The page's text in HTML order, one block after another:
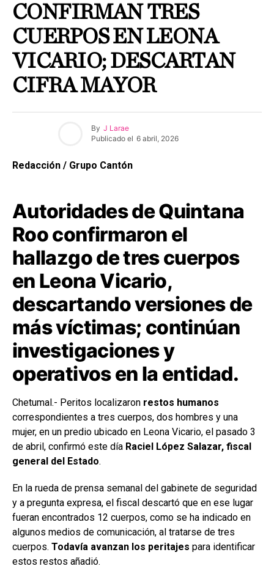
CONFIRMAN TRES
CUERPOS EN LEONA
VICARIO; DESCARTAN
CIFRA MAYOR
By J Larae
Publicado el 6 abril, 2026
Redacción / Grupo Cantón
Autoridades de Quintana
Roo confirmaron el
hallazgo de tres cuerpos
en Leona Vicario,
descartando versiones de
más víctimas; continúan
investigaciones y
operativos en la entidad.
Chetumal.- Peritos localizaron restos humanos
correspondientes a tres cuerpos, dos hombres y una
mujer, en un predio ubicado en Leona Vicario, el pasado 3
de abril, confirmó este día Raciel López Salazar, fiscal
general del Estado.
En la rueda de prensa semanal del gabinete de seguridad
y a pregunta expresa, el fiscal descartó que en ese lugar
fueran encontrados 12 cuerpos, como se ha indicado en
algunos medios de comunicación, al tratarse de tres
cuerpos. Todavía avanzan los peritajes para identificar
estos restos añadió.